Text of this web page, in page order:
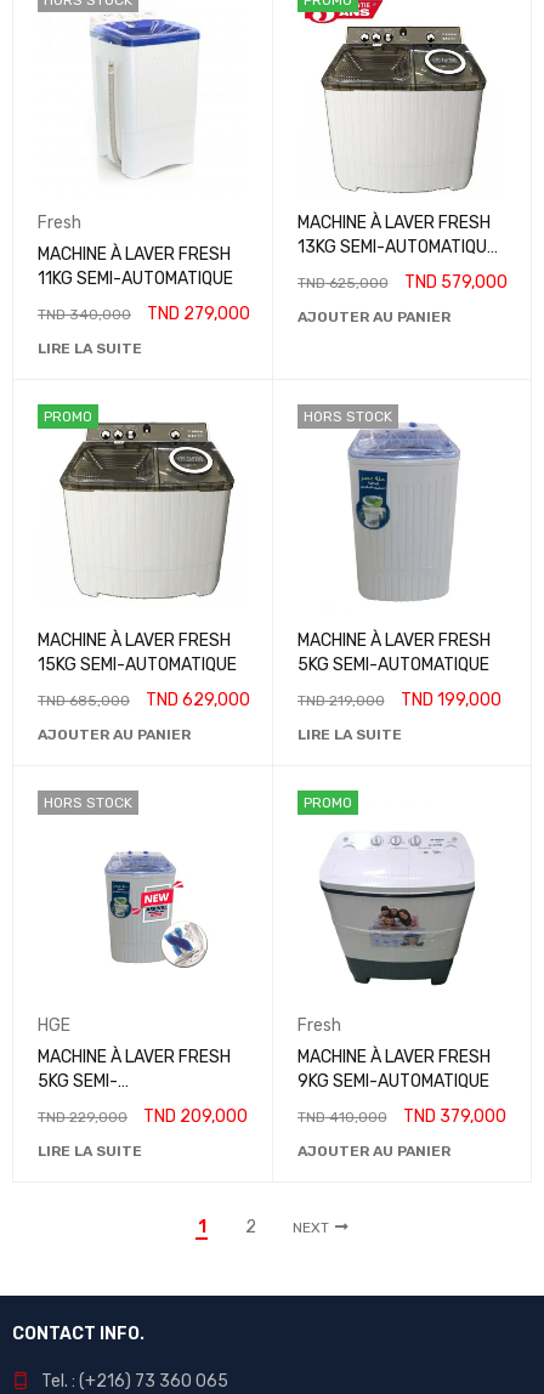
Fresh
MACHINE À LAVER FRESH
11KG SEMI-AUTOMATIQUE
TND340,000 TND 279,000
LIRE LA SUITE
MACHINE À LAVER FRESH
13KG SEMI-AUTOMATIQUE
TND625,000 TND 579,000
AJOUTER AU PANIER
PROMO
MACHINE À LAVER FRESH
15KG SEMI-AUTOMATIQUE
TND685,000 TND 629,000
AJOUTER AU PANIER
HORS STOCK
MACHINE À LAVER FRESH
5KG SEMI-AUTOMATIQUE
TND219,000 TND 199,000
LIRE LA SUITE
HORS STOCK
HGE
MACHINE À LAVER FRESH
5KG SEMI-
AUTOMATIQUE+BROSSE
TND229,000 TND 209,000
LIRE LA SUITE
PROMO
Fresh
MACHINE À LAVER FRESH
9KG SEMI-AUTOMATIQUE
TND410,000 TND 379,000
AJOUTER AU PANIER
1 2 NEXT
CONTACT INFO.
Tel. : (+216) 73 360 065